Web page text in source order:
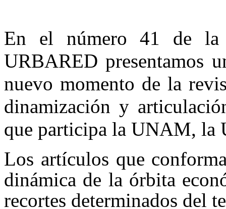
En el número 41 de la
URBARED presentamos
nuevo momento de la
dinamización y
que participa la UNAM, la
Los artículos que
dinámica de la órbita
recortes determinados del